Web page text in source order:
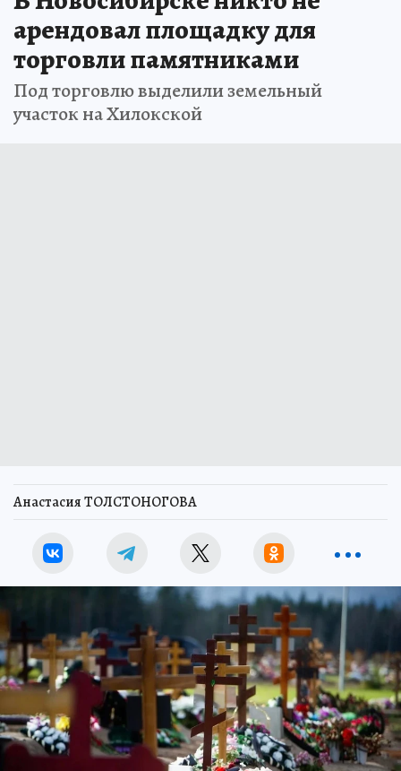
арендовал площадку для
торговли памятниками
Под торговлю выделили земельный
участок на Хилокской
Анастасия ТОЛСТОНОГОВА